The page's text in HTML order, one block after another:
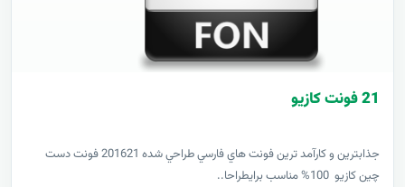
21 فونت کازيو
جذابترين و کارآمد ترين فونت هاي فارسي طراحي شده 201621 فونت دست
چين کازيو 100% مناسب برايطراحا..